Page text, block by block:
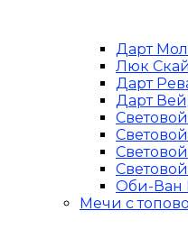
Дарт Мол
Люк
Дарт
Дарт
Оби-Ван
Мечи с